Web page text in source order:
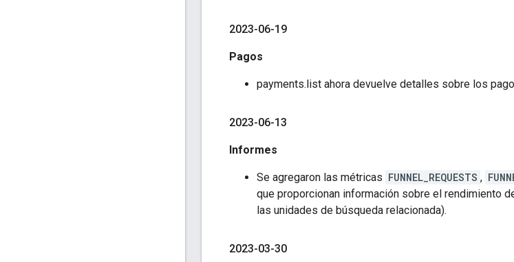
2023-06-19
Pagos
payments.list ahora devuelve detalles sobre los
2023-06-13
Informes
Se agregaron las métricas FUNNEL_REQUESTS ,
que proporcionan información sobre el rendimiento
las unidades de búsqueda relacionada).
2023-03-30